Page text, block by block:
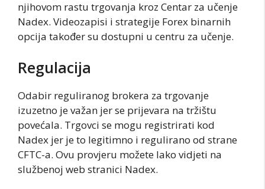
njihovom rastu trgovanja kroz Centar za učenje
Nadex. Videozapisi i strategije Forex binarnih
opcija također su dostupni u centru za učenje.
Regulacija
Odabir reguliranog brokera za trgovanje
izuzetno je važan jer se prijevara na tržištu
povećala. Trgovci se mogu registrirati kod
Nadex jer je to legitimno i regulirano od strane
CFTC-a. Ovu provjeru možete lako vidjeti na
službenoj web stranici Nadex.